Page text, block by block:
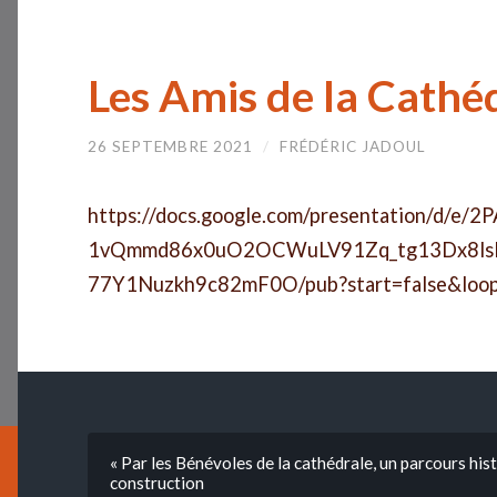
Les Amis de la
26 SEPTEMBRE 2021 / FRÉDÉRIC JADOUL
https://docs.google.com/presentation/d/e/
77Y1Nuzkh9c82mF0O/
« Par les Bénévoles de la cathédrale, un parcours
construction